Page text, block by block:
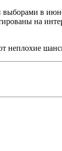
в
на
неплохие